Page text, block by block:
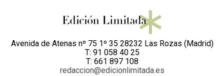
Avenida de Atenas nº 75 1º 35 28232 Las Rozas (Madrid)
T: 91 058 40 25
T: 661 897 108
redaccion@edicionlimitada.es